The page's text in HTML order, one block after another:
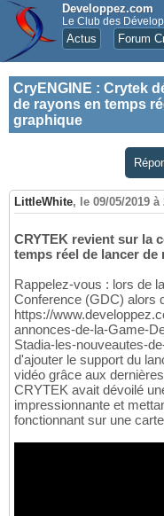
Developpez.com
Le Club des
Actus Forum
CryENGINE : Crytek
de rayons en temps
graphique
LittleWhite, le 09/05/2019 à
CRYTEK revient sur la
temps réel de lancer de
Rappelez-vous : lors de
Conference (GDC) alors
https://
annonces-de-la-Game-
Stadia-les-nouveautes-
d'ajouter le support du
vidéo grâce aux
CRYTEK avait dévoilé
impressionnante et
fonctionnant sur une